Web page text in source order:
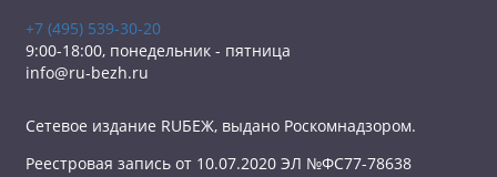
+7 (495) 539-30-20
9:00-18:00, понедельник - пятница
info@ru-bezh.ru
Сетевое издание RUБЕЖ, выдано Роскомнадзором.
Реестровая запись от 10.07.2020 ЭЛ №ФС77-78638